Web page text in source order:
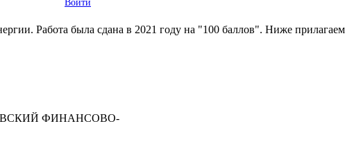
Работа была сдана в 2021 году на "100 баллов". Ниже прилагаем
ФИНАНСОВО-